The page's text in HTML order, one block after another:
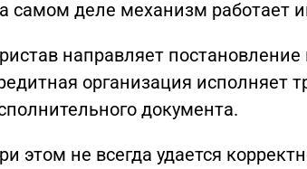
самом деле механизм работает
направляет постановление
организация исполняет
документа.
этом не всегда удается